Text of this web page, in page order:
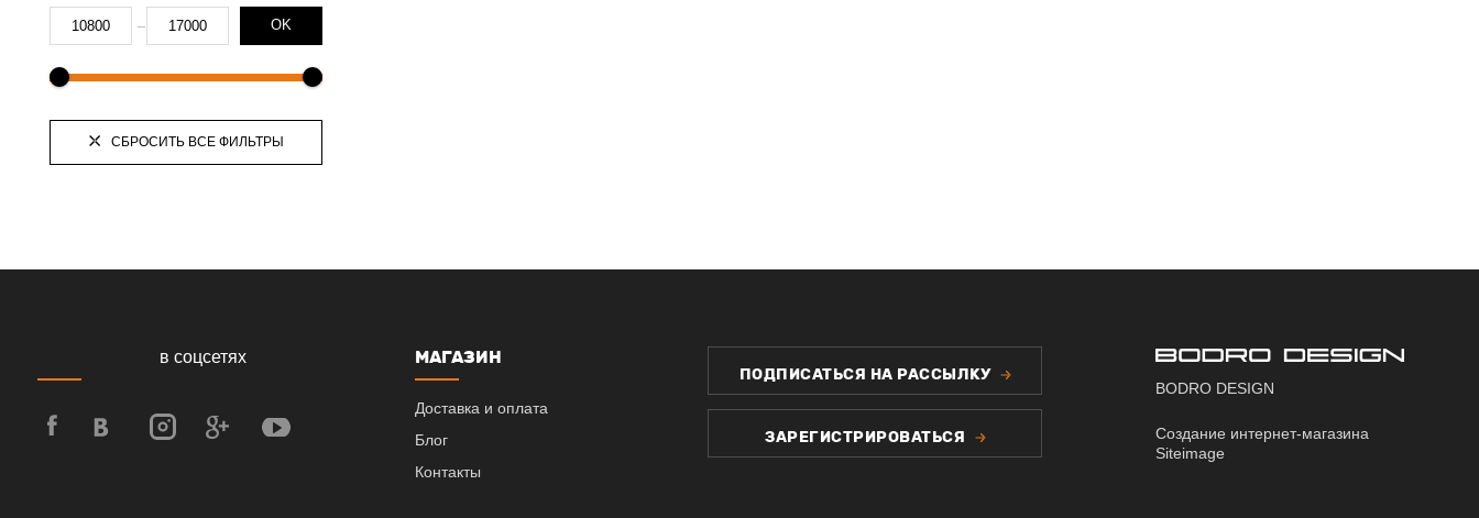
OK
СБРОСИТЬ ВСЕ ФИЛЬТРЫ
в соцсетях МАГАЗИН
Доставка и оплата
Блог
Контакты
ПОДПИСАТЬСЯ НА РАССЫЛКУ
ЗАРЕГИСТРИРОВАТЬСЯ
BODRO DESIGN
Создание интернет-магазина
Siteimage